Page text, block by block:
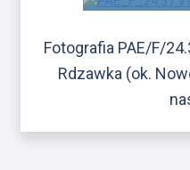
Fotografia PAE/F/
Rdzawka (ok.